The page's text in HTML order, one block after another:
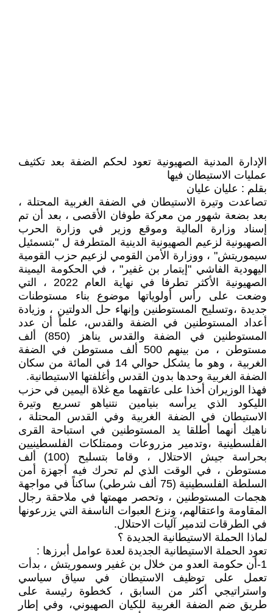
الإدارة المدنية الصهيونية تعود لحكم الضفة بعد تكثيف
عمليات الاستيطان فيها
بقلم : عليان عليان
تصاعدت وتيرة الاستيطان في الضفة الغربية المحتلة ،
بعد بضعة شهور من معركة طوفان الأقصى ، بعد أن تم
إسناد وزارة المالية وموقع وزير في وزارة الحرب
الصهيونية لزعيم الصهيونية الدينية المتطرفة ل "بتسمئيل
سيموريتش" ، ووزارة الأمن القومي لزعيم حزب القومية
اليهودية الفاشي "إيتمار بن غفير" ، في الحكومة اليمينة
الصهيونية الأكثر تطرفا في نهاية العام 2022 ، التي
وضعت على رأس أولوياتها موضوع بناء مستوطنات
جديدة ،وتسليح المستوطنين وإنهاء حل الدولتين ، وزيادة
أعداد المستوطنين في الضفة والقدس، علماً أن عدد
المستوطنين في الضفة والقدس يناهز (850) ألف
مستوطن ، من بينهم 500 ألف مستوطن في الضفة
الغربية ، وهو ما يشكل حوالي 14 في المائة من سكان
الضفة الغربية وحدها بدون القدس وأغلفتها الاستيطانية.
فهذا الوزيران أخذا على عاتقهما مع غلاة اليمين في حزب
الليكود الذي يرأسه بنيامين نتنياهو تسريع وتيرة
الاستيطان في الضفة الغربية وفي القدس المحتلة ،
ناهيك أنهما أطلقا يد المستوطنين في استباحة القرى
الفلسطينية ،وتدمير مزروعات وممتلكات الفلسطينيين
بحراسة جيش الاحتلال ، وقاما بتسليح (100) ألف
مستوطن ، في الوقت الذي لم تحرك فيه أجهزة أمن
السلطة الفلسطينية (75 ألف شرطي) ساكناً في مواجهة
هجمات المستوطنين ، وتحصر مهمتها في ملاحقة رجال
المقاومة واعتقالهم، ونزع العبوات الناسفة التي يزرعونها
في الطرقات لتدمير آليات الاحتلال.
لماذا الحملة الاستيطانية الجديدة ؟
تعود الحملة الاستيطانية الجديدة لعدة عوامل أبرزها :
1-أن حكومة العدو من خلال بن غفير وسموريتش ، بدأت
تعمل على توظيف الاستيطان في سياق سياسي
واستراتيجي أكثر من السابق ، كخطوة رئيسة على
طريق ضم الضفة الغربية للكيان الصهيوني، وفي إطار